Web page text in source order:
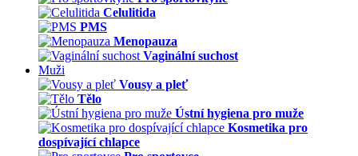
Celulitida
PMS
Menopauza
Vaginální suchost
Muži
Vousy a pleť
Tělo
Ústní hygiena pro muže
Kosmetika pro
dospívající chlapce